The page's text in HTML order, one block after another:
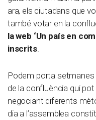
ara, els ciutadans que
també votar en la
la web ‘Un país en
inscrits.
Podem porta
de la confluència qui pot
negociant diferents
dia a l’assemblea